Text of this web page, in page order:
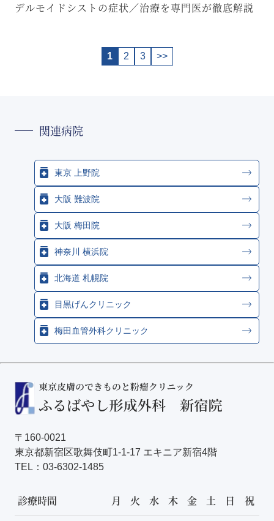
デルモイドシストの症状／治療を専門医が徹底解説
送
1 2 3 >>
関連病院
東京 上野院
大阪 難波院
大阪 梅田院
神奈川 横浜院
北海道 札幌院
目黒げんクリニック
梅田血管外科クリニック
〒160-0021
東京都新宿区歌舞伎町1-1-17 エキニア新宿4階
TEL： 03-6302-1485
診療時間 月 火 水 木 金 土 日 祝